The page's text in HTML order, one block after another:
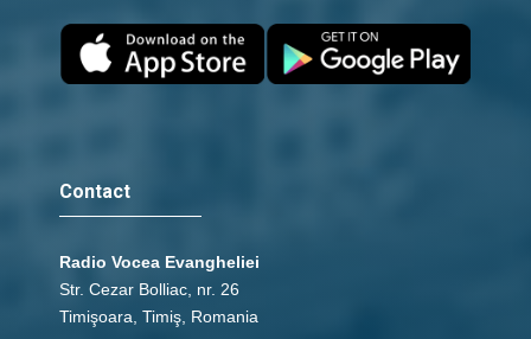
Contact
Radio Vocea Evangheliei
Str. Cezar Bolliac, nr. 26
Timişoara, Timiş, Romania